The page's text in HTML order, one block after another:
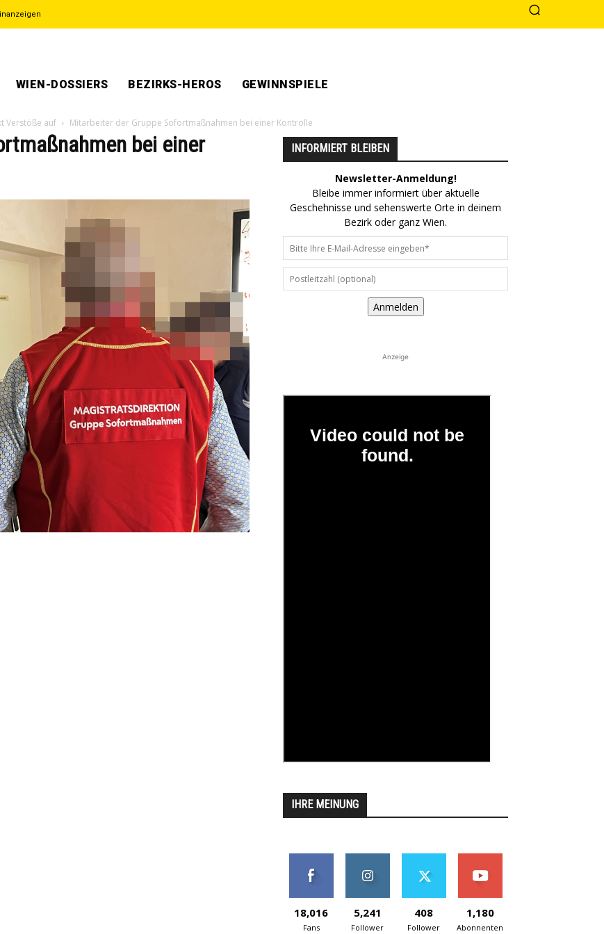
WIEN-DOSSIERS BEZIRKS-HEROS GEWINNSPIELE
Verstöße auf Mitarbeiter der Gruppe Sofortmaßnahmen bei einer Kontrolle
bei einer
INFORMIERT BLEIBEN
Newsletter-Anmeldung!
Bleibe immer informiert über aktuelle
Geschehnisse und sehenswerte Orte in deinem
Bezirk oder ganz Wien.
Anmelden
Anzeige
IHRE MEINUNG
18,016
Fans
5,241
Follower
408
Follower
1,180
Abonnenten